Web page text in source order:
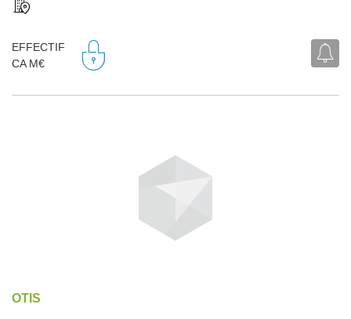
EFFECTIF
CA M€
OTIS